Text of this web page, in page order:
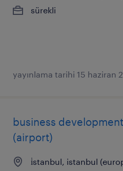
sürekli
yayınlama tarihi 15 haziran
business
(airport)
i̇stanbul, istanbul